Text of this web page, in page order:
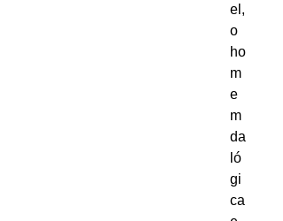
el,
o
ho
m
e
m
da
ló
gi
ca